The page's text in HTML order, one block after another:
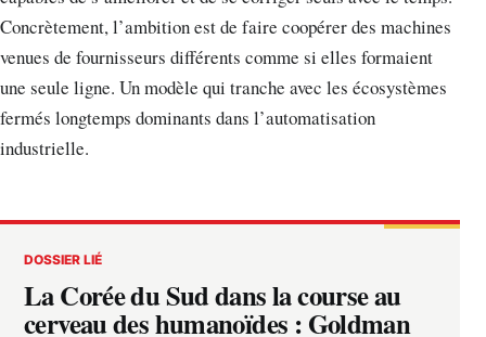
Concrètement, l’ambition est de faire coopérer des machines
venues de fournisseurs différents comme si elles formaient
une seule ligne. Un modèle qui tranche avec les écosystèmes
fermés longtemps dominants dans l’automatisation
industrielle.
DOSSIER LIÉ
La Corée du Sud dans la course au
cerveau des humanoïdes : Goldman